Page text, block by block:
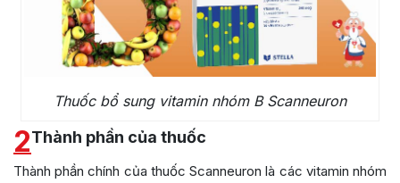
Thuốc bổ sung vitamin nhóm B Scanneuron
2Thành phần của thuốc
Thành phần chính của thuốc Scanneuron là các vitamin nhóm